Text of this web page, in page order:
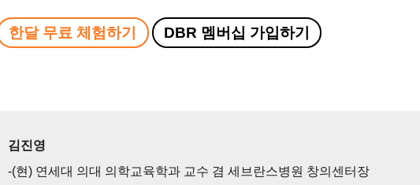
한달 무료 체험하기 DBR 멤버십 가입하기
김진영
-(현) 연세대 의대 의학교육학과 교수 겸 세브란스병원 창의센터장